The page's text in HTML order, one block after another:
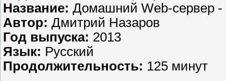
Название: Домашний Web-сервер -
Автор: Дмитрий Назаров
Год выпуска: 2013
Язык: Русский
Продолжительность: 125 минут